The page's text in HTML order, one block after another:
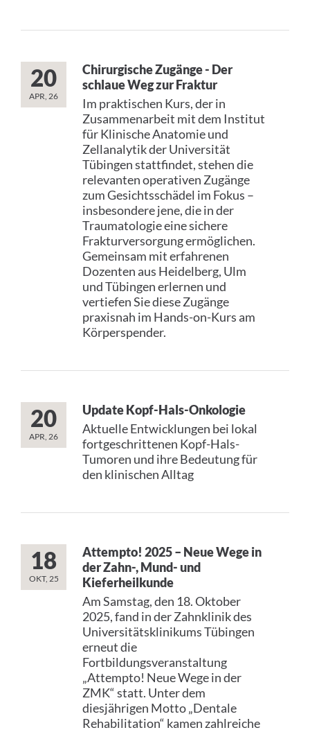
English
Impressum
20
APR, 26
Chirurgische Zugänge - Der
schlaue Weg zur Fraktur
Im praktischen Kurs, der in
Zusammenarbeit mit dem Institut
für Klinische Anatomie und
Zellanalytik der Universität
Tübingen stattfindet, stehen die
relevanten operativen Zugänge
zum Gesichtsschädel im Fokus –
insbesondere jene, die in der
Traumatologie eine sichere
Frakturversorgung ermöglichen.
Gemeinsam mit erfahrenen
Dozenten aus Heidelberg, Ulm
und Tübingen erlernen und
vertiefen Sie diese Zugänge
praxisnah im Hands-on-Kurs am
Körperspender.
20
APR, 26
Update Kopf-Hals-Onkologie
Aktuelle Entwicklungen bei lokal
fortgeschrittenen Kopf-Hals-
Tumoren und ihre Bedeutung für
den klinischen Alltag
18
OKT, 25
Attempto! 2025 – Neue Wege in
der Zahn-, Mund- und
Kieferheilkunde
Am Samstag, den 18. Oktober
2025, fand in der Zahnklinik des
Universitätsklinikums Tübingen
erneut die
Fortbildungsveranstaltung
„Attempto! Neue Wege in der
ZMK“ statt. Unter dem
diesjährigen Motto „Dentale
Rehabilitation“ kamen zahlreiche